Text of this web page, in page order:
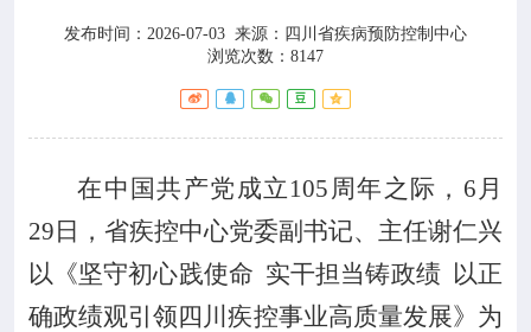
科普园地 
学术期刊
发布时间：2026-07-03 来源： 四川省疾病预防控制中心
浏览次数：8147
在中国共产党成立 105 周年之际， 6 月
29 日 ，省疾控中心党委副书记、主任谢仁兴
以《坚守初心践使命 实干担当铸政绩 以正
确政绩观引领四川疾控事业高质量发展》 为